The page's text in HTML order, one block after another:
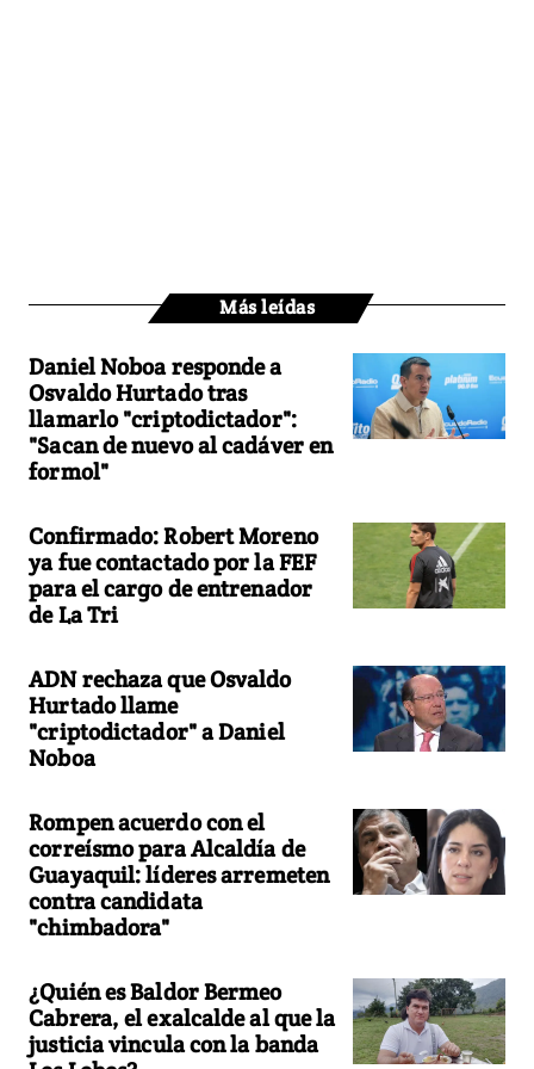
Más leídas
Daniel Noboa responde a
Osvaldo Hurtado tras
llamarlo "criptodictador":
"Sacan de nuevo al cadáver en
formol"
Confirmado: Robert Moreno
ya fue contactado por la FEF
para el cargo de entrenador
de La Tri
ADN rechaza que Osvaldo
Hurtado llame
"criptodictador" a Daniel
Noboa
Rompen acuerdo con el
correísmo para Alcaldía de
Guayaquil: líderes arremeten
contra candidata
"chimbadora"
¿Quién es Baldor Bermeo
Cabrera, el exalcalde al que la
justicia vincula con la banda